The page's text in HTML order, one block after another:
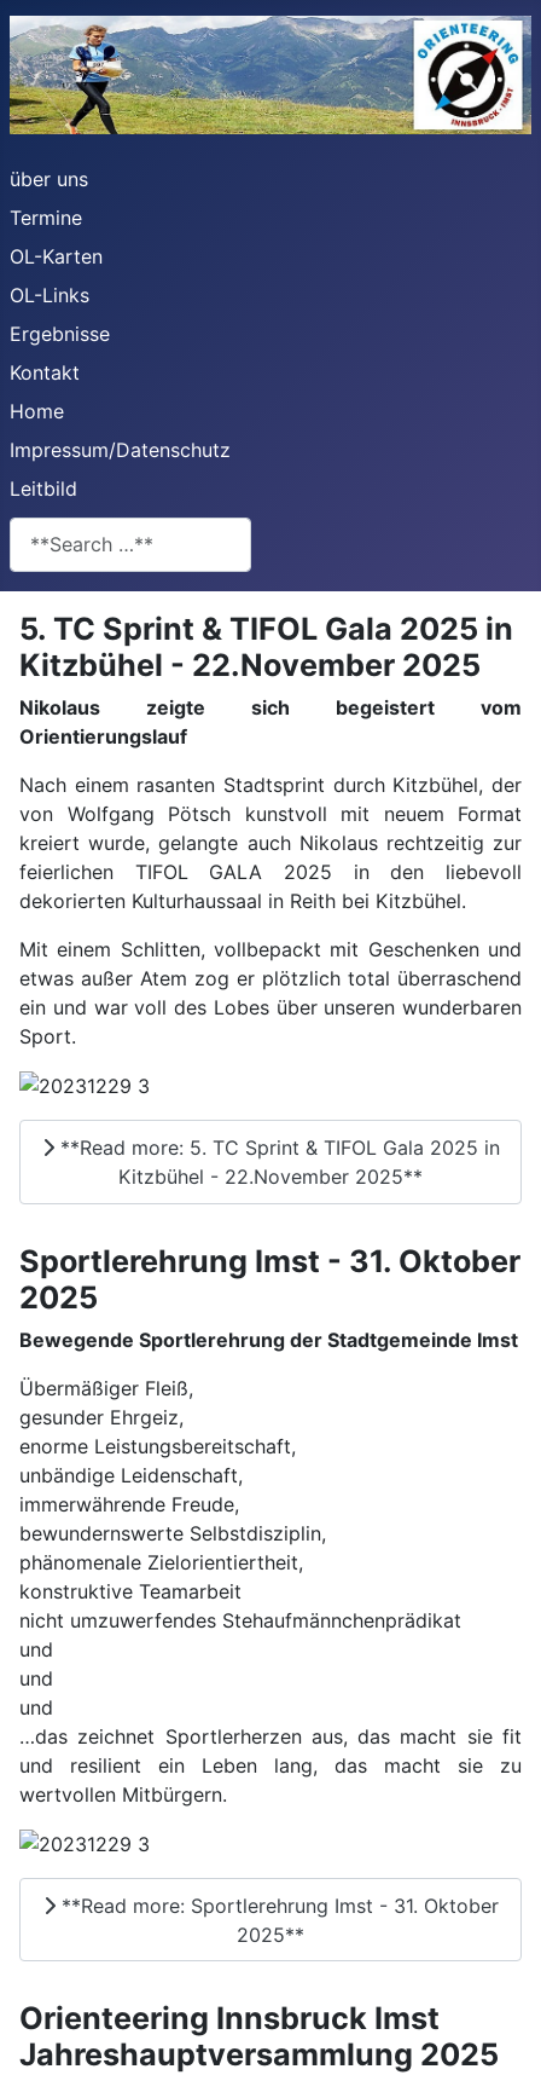
über uns
Termine
OL-Karten
OL-Links
Ergebnisse
Kontakt
Home
Impressum/Datenschutz
Leitbild
**Search**
5. TC Sprint & TIFOL Gala 2025 in
Kitzbühel - 22.November 2025
Nikolaus zeigte sich begeistert vom
Orientierungslauf
Nach einem rasanten Stadtsprint durch Kitzbühel, der
von Wolfgang Pötsch kunstvoll mit neuem Format
kreiert wurde, gelangte auch Nikolaus rechtzeitig zur
feierlichen TIFOL GALA 2025 in den liebevoll
dekorierten Kulturhaussaal in Reith bei Kitzbühel.
Mit einem Schlitten, vollbepackt mit Geschenken und
etwas außer Atem zog er plötzlich total überraschend
ein und war voll des Lobes über unseren wunderbaren
Sport.
**Read more: 5. TC Sprint & TIFOL Gala 2025 in
Kitzbühel - 22.November 2025**
Sportlerehrung Imst - 31. Oktober
2025
Bewegende Sportlerehrung der Stadtgemeinde Imst
Übermäßiger Fleiß,
gesunder Ehrgeiz,
enorme Leistungsbereitschaft,
unbändige Leidenschaft,
immerwährende Freude,
bewundernswerte Selbstdisziplin,
phänomenale Zielorientiertheit,
konstruktive Teamarbeit
nicht umzuwerfendes Stehaufmännchenprädikat
und
und
und
…das zeichnet Sportlerherzen aus, das macht sie fit
und resilient ein Leben lang, das macht sie zu
wertvollen Mitbürgern.
**Read more: Sportlerehrung Imst - 31. Oktober
2025**
Orienteering Innsbruck Imst
Jahreshauptversammlung 2025